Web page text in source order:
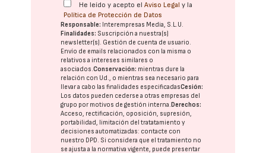
He leído y acepto elAviso Legal y la
Política de Protección de Datos
Responsable: Interempresas Media, S.L.U.
Finalidades: Suscripción a nuestra(s)
newsletter(s). Gestión de cuenta de usuario.
Envío de emails relacionados con la misma o
relativos a intereses similares o
asociados.Conservación: mientras dure la
relación con Ud., o mientras sea necesario para
llevar a cabo las finalidades especificadasCesión:
Los datos pueden cederse a otras empresas del
grupo por motivos de gestión interna. Derechos:
Acceso, rectificación, oposición, supresión,
portabilidad, limitación del tratatamiento y
decisiones automatizadas: contacte con
nuestro DPD. Si considera que el tratamiento no
se ajusta a la normativa vigente, puede presentar